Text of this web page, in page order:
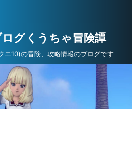
グくうちゃ冒険譚
エ10)の冒険、攻略情報のブログです